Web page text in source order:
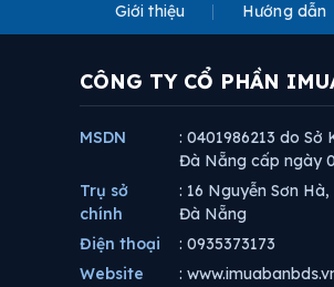
Giới thiệu Hướng dẫn
CÔNG TY CỔ PHẦN
MSDN
: 0401986213 do Sở
Đà Nẵng cấp ngày
Trụ sở
chính
: 16 Nguyễn Sơn
Đà Nẵng
Điện thoại
: 0935373173
Website
: